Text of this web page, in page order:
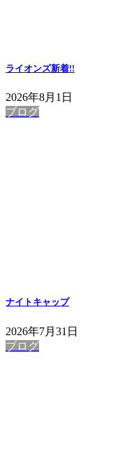
ライオンズ新着!!
2026年8月1日
ブログ
ナイトキャップ
2026年7月31日
ブログ